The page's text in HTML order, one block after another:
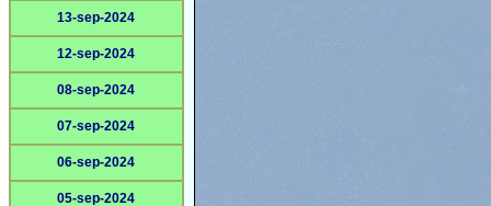
13-sep-2024
12-sep-2024
08-sep-2024
07-sep-2024
06-sep-2024
05-sep-2024